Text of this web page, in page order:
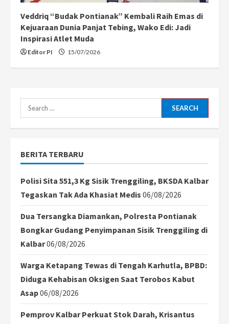
Veddriq “Budak Pontianak” Kembali Raih Emas di
Kejuaraan Dunia Panjat Tebing, Wako Edi: Jadi
Inspirasi Atlet Muda
Editor PI 15/07/2026
Search
for:
BERITA TERBARU
Polisi Sita 551,3 Kg Sisik Trenggiling, BKSDA Kalbar
Tegaskan Tak Ada Khasiat Medis 06/08/2026
Dua Tersangka Diamankan, Polresta Pontianak
Bongkar Gudang Penyimpanan Sisik Trenggiling di
Kalbar06/08/2026
Warga Ketapang Tewas di Tengah Karhutla, BPBD:
Diduga Kehabisan Oksigen Saat Terobos Kabut
Asap06/08/2026
Pemprov Kalbar Perkuat Stok Darah, Krisantus